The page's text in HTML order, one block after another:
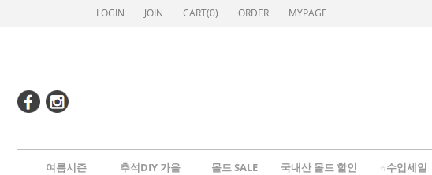
LOGIN JOIN CART(0) ORDER MYPAGE
여름시즌 추석DIY 가을 몰드 SALE 국내산 몰드 할인 ☆수입세일